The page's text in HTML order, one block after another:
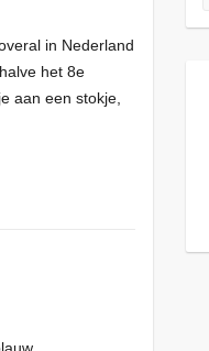
in Nederland
het 8e
aan een stokje,